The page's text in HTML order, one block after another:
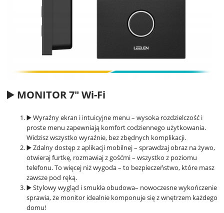
▶️ MONITOR 7" Wi-Fi
▶️ Wyraźny ekran i intuicyjne menu – wysoka rozdzielczość i
proste menu zapewniają komfort codziennego użytkowania.
Widzisz wszystko wyraźnie, bez zbędnych komplikacji.
▶️ Zdalny dostęp z aplikacji mobilnej – sprawdzaj obraz na żywo,
otwieraj furtkę, rozmawiaj z gośćmi – wszystko z poziomu
telefonu. To więcej niż wygoda – to bezpieczeństwo, które masz
zawsze pod ręką.
▶️ Stylowy wygląd i smukła obudowa– nowoczesne wykończenie
sprawia, że monitor idealnie komponuje się z wnętrzem każdego
domu!